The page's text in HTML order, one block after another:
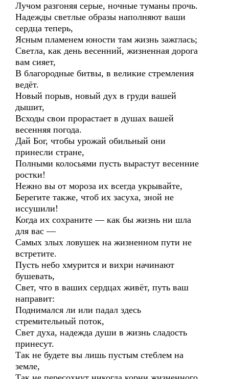
Лучом разгоняя серые, ночные туманы прочь.
Надежды светлые образы наполняют ваши
сердца теперь,
Ясным пламенем юности там жизнь зажглась;
Светла, как день весенний, жизненная дорога
вам сияет,
В благородные битвы, в великие стремления
ведёт.
Новый порыв, новый дух в груди вашей
дышит,
Всходы свои прорастает в душах вашей
весенняя погода.
Дай Бог, чтобы урожай обильный они
принесли стране,
Полными колосьями пусть вырастут весенние
ростки!
Нежно вы от мороза их всегда укрывайте,
Берегите также, чтоб их засуха, зной не
иссушили!
Когда их сохраните — как бы жизнь ни шла
для вас —
Самых злых ловушек на жизненном пути не
встретите.
Пусть небо хмурится и вихри начинают
бушевать,
Свет, что в ваших сердцах живёт, путь ваш
направит:
Поднимался ли или падал здесь
стремительный поток,
Свет духа, надежда души в жизнь сладость
принесут.
Так не будете вы лишь пустым стеблем на
земле,